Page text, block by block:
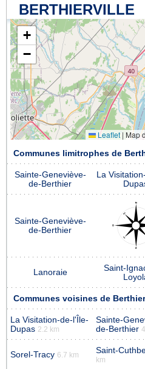
BERTHIERVILLE
+
−
Leaflet | Map
Communes limitrophes de
Sainte-Geneviève-
de-Berthier
La
Sainte-Geneviève-
de-Berthier
Lanoraie
Saint-
Communes voisines de
La Visitation-de-l'Île-
Dupas 2.2 km
Sainte-
de-Berthier
Sorel-Tracy 6.7 km Saint-
km